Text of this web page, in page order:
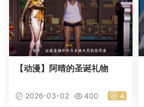
【动漫】阿晴的圣诞礼物
2026-03-02 400 4